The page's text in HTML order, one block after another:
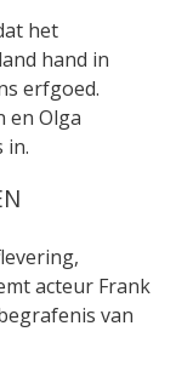
het
hand in
erfgoed.
en Olga
in.
acteur Frank
van